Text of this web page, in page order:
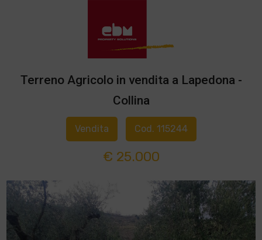
Terreno Agricolo in vendita a Lapedona -
Collina
Vendita Cod. 115244
€ 25.000